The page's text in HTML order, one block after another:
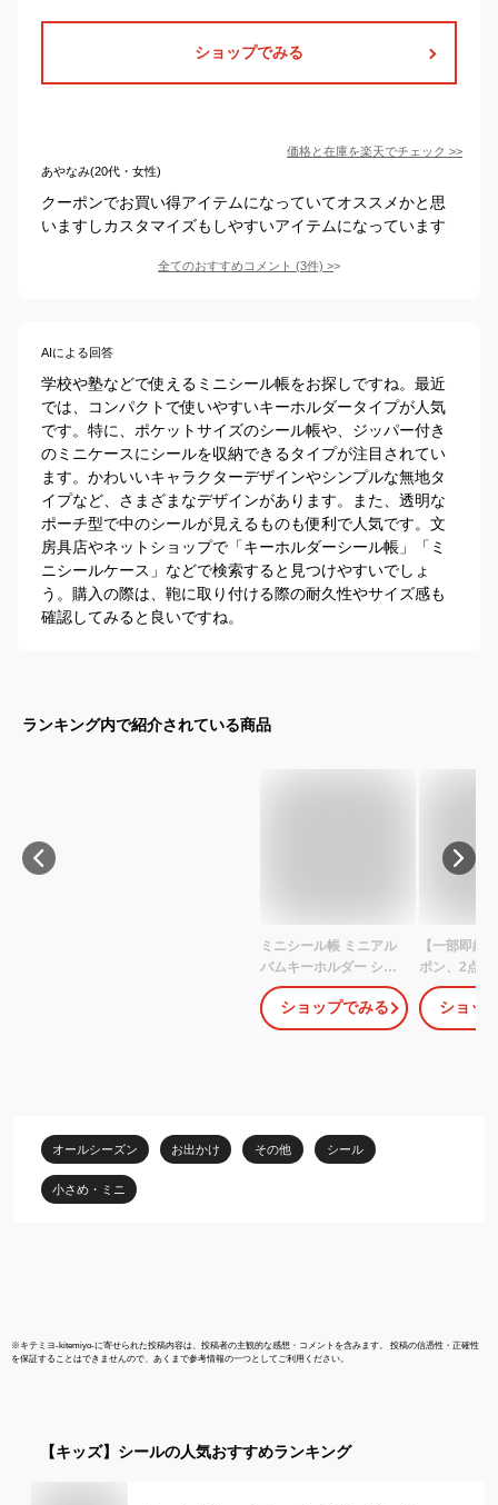
ショップでみる
価格と在庫を楽天でチェック >>
あやなみ(20代・女性)
クーポンでお買い得アイテムになっていてオススメかと思
いますしカスタマイズもしやすいアイテムになっています
全てのおすすめコメント (3件) >
AIによる回答
学校や塾などで使えるミニシール帳をお探しですね。最近
では、コンパクトで使いやすいキーホルダータイプが人気
です。特に、ポケットサイズのシール帳や、ジッパー付き
のミニケースにシールを収納できるタイプが注目されてい
ます。かわいいキャラクターデザインやシンプルな無地タ
イプなど、さまざまなデザインがあります。また、透明な
ポーチ型で中のシールが見えるものも便利で人気です。文
房具店やネットショップで「キーホルダーシール帳」「ミ
ニシールケース」などで検索すると見つけやすいでしょ
う。購入の際は、鞄に取り付ける際の耐久性やサイズ感も
確認してみると良いですね。
ランキング内で紹介されている商品
ミニシール帳 ミニアル
バムキーホルダー シー
ル帳 ミニ 5x3.5cm 2イ
ンチ 28枚写真収納可 写
真ホルダー フォトアル
手作り 記念フォトアル
バム 応援 ペンダント ギ
ショップでみる
【一部即納
ポン、2点目
ポンOF、シ
+リフィル
ート】透明
ショッ
オールシーズン お出かけ その他 シール
小さめ・ミニ
※キテミヨ-kitemiyo-に寄せられた投稿内容は、投稿者の主観的な感想・コメントを含みます。 投稿の信憑性・正確性
を保証することはできませんので、あくまで参考情報の一つとしてご利用ください。
【キッズ】 シールの人気おすすめランキング